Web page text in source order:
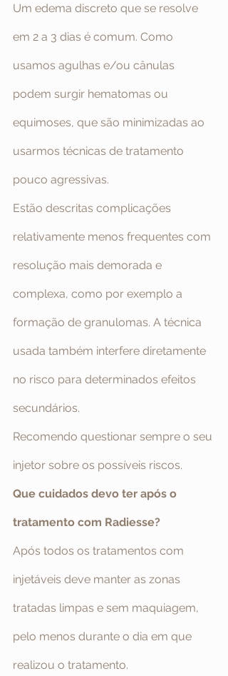
Um edema discreto que se resolve
em 2 a 3 dias é comum. Como
usamos agulhas e/ou cânulas
podem surgir hematomas ou
equimoses, que são minimizadas ao
usarmos técnicas de tratamento
pouco agressivas.
Estão descritas complicações
relativamente menos frequentes com
resolução mais demorada e
complexa, como por exemplo a
formação de granulomas. A técnica
usada também interfere diretamente
no risco para determinados efeitos
secundários.
Recomendo questionar sempre o seu
injetor sobre os possíveis riscos.
Que cuidados devo ter após o
tratamento com Radiesse?
Após todos os tratamentos com
injetáveis deve manter as zonas
tratadas limpas e sem maquiagem,
pelo menos durante o dia em que
realizou o tratamento.